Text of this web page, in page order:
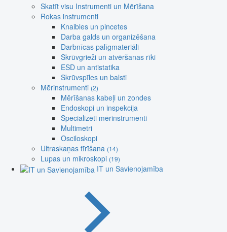
Skatīt visu Instrumenti un Mērīšana
Rokas instrumenti
Knaibles un pincetes
Darba galds un organizēšana
Darbnīcas palīgmateriāli
Skrūvgrieži un atvēršanas rīki
ESD un antistatika
Skrūvspīles un balsti
Mērinstrumenti (2)
Mērīšanas kabeļi un zondes
Endoskopi un inspekcija
Specializēti mērinstrumenti
Multimetri
Osciloskopi
Ultraskaņas tīrīšana (14)
Lupas un mikroskopi (19)
IT un Savienojamība